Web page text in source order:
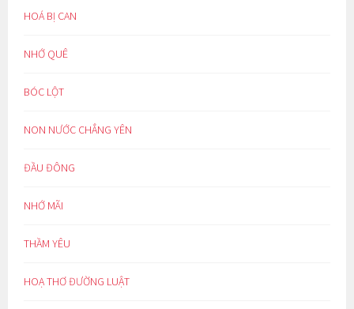
HOÁ BỊ CAN
NHỚ QUÊ
BÓC LỘT
NON NƯỚC CHẲNG YÊN
ĐẦU ĐÔNG
NHỚ MÃI
THẦM YÊU
HOẠ THƠ ĐƯỜNG LUẬT